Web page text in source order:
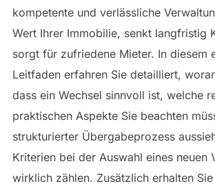
kompetente und verlässliche
Wert Ihrer Immobilie, senkt langfristig
sorgt für zufriedene Mieter. In diesem
Leitfaden erfahren Sie detailliert,
dass ein Wechsel sinnvoll ist, welche
praktischen Aspekte Sie beachten
strukturierter Übergabeprozess
Kriterien bei der Auswahl eines neuen
wirklich zählen. Zusätzlich erhalten